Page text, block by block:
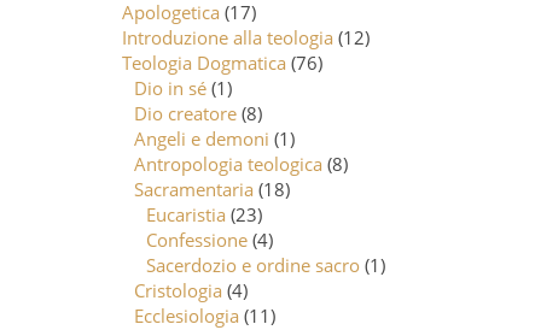
Apologetica (17)
Introduzione alla teologia (12)
Teologia Dogmatica (76)
Dio in sé (1)
Dio creatore (8)
Angeli e demoni (1)
Antropologia teologica (8)
Sacramentaria (18)
Eucaristia (23)
Confessione (4)
Sacerdozio e ordine sacro (1)
Cristologia (4)
Ecclesiologia (11)